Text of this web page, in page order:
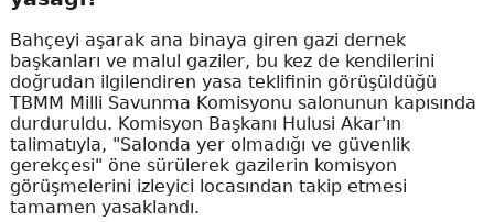
Bahçeyi aşarak ana binaya giren gazi dernek
başkanları ve malul gaziler, bu kez de kendilerini
doğrudan ilgilendiren yasa teklifinin görüşüldüğü
TBMM Milli Savunma Komisyonu salonunun kapısında
durduruldu. Komisyon Başkanı Hulusi Akar'ın
talimatıyla, "Salonda yer olmadığı ve güvenlik
gerekçesi" öne sürülerek gazilerin komisyon
görüşmelerini izleyici locasından takip etmesi
tamamen yasaklandı.